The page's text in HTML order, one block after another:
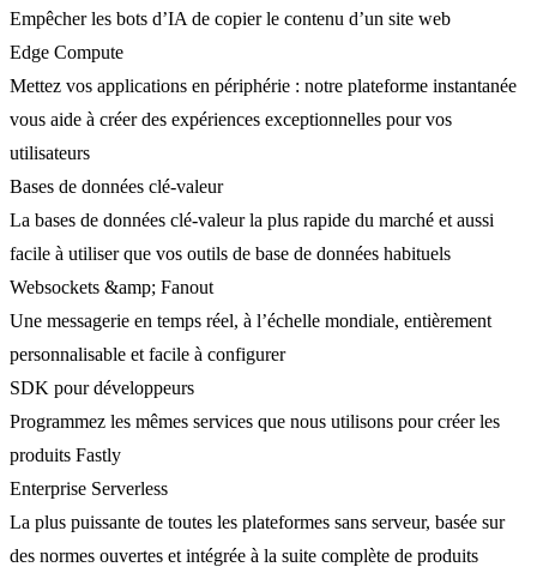
Empêcher les bots d’IA de copier le contenu d’un site web
Edge Compute
Mettez vos applications en périphérie : notre plateforme instantanée
vous aide à créer des expériences exceptionnelles pour vos
utilisateurs
Bases de données clé-valeur
La bases de données clé-valeur la plus rapide du marché et aussi
facile à utiliser que vos outils de base de données habituels
Websockets &amp; Fanout
Une messagerie en temps réel, à l’échelle mondiale, entièrement
personnalisable et facile à configurer
SDK pour développeurs
Programmez les mêmes services que nous utilisons pour créer les
produits Fastly
Enterprise Serverless
La plus puissante de toutes les plateformes sans serveur, basée sur
des normes ouvertes et intégrée à la suite complète de produits